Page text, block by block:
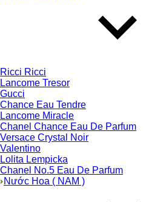
Ricci Ricci
Lancome Tresor
Gucci
Chance Eau Tendre
Lancome Miracle
Chanel Chance Eau De Parfum
Versace Crystal Noir
Valentino
Lolita Lempicka
Chanel No.5 Eau De Parfum
Nước Hoa ( NAM )